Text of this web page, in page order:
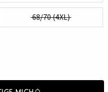
68/70 (4XL)